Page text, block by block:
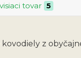
tovar 5
z